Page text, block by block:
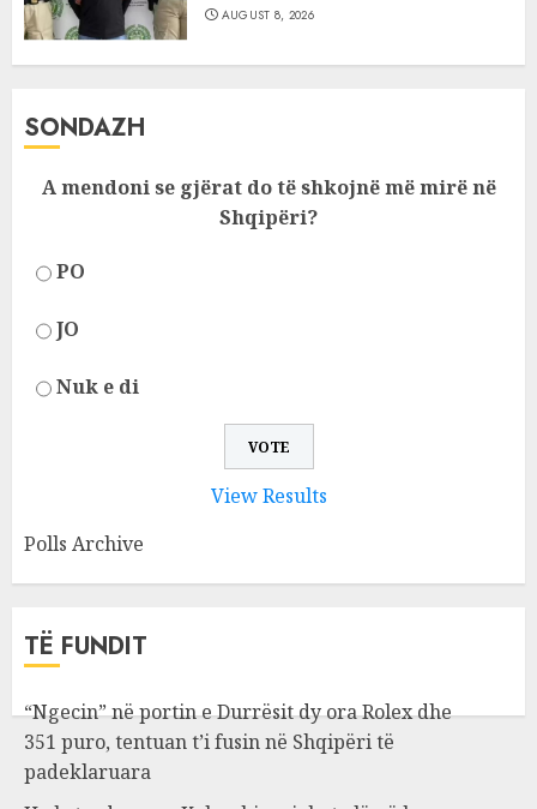
AUGUST 8, 2026
SONDAZH
A mendoni se gjërat do të shkojnë më mirë në
Shqipëri?
PO
JO
Nuk e di
View Results
Polls Archive
TË FUNDIT
“Ngecin” në portin e Durrësit dy ora Rolex dhe
351 puro, tentuan t’i fusin në Shqipëri të
padeklaruara